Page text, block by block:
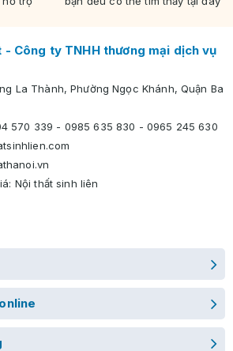
- Công ty TNHH thương mại dịch vụ
La Thành, Phường Ngọc Khánh, Quận Ba
570 339 - 0985 635 830 - 0965 245 630
Nội thất sinh liên